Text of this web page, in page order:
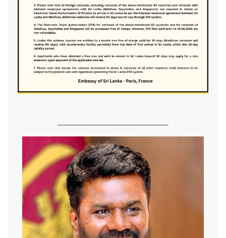
-------------------------------------------------------